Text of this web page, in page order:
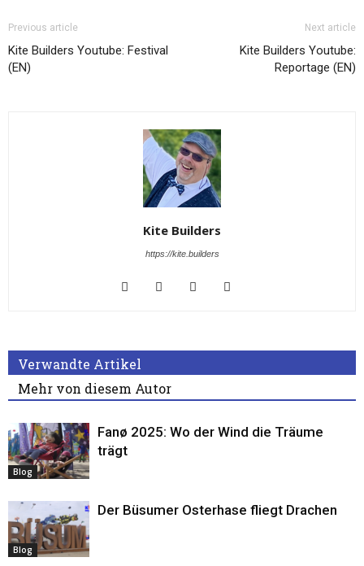
Previous article
Kite Builders Youtube: Festival
(EN)
Next article
Kite Builders Youtube:
Reportage (EN)
Kite Builders
https://kite.builders
Verwandte Artikel
Mehr von diesem Autor
Blog
Fanø 2025: Wo der Wind die Träume
trägt
Blog
Der Büsumer Osterhase fliegt Drachen